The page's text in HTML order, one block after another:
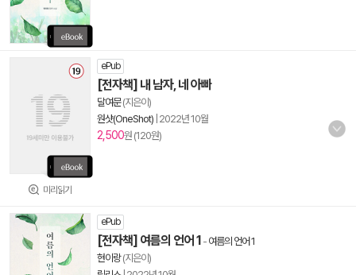
미리읽기
ePub
[전자책] 내 남자, 네 아빠
달여문(지은이)
원샷(OneShot) 2022년 10월
2,500원 (120원)
ePub
[전자책] 여름의 언어 1 - 여름의 언어 1
현이랑(지은이)